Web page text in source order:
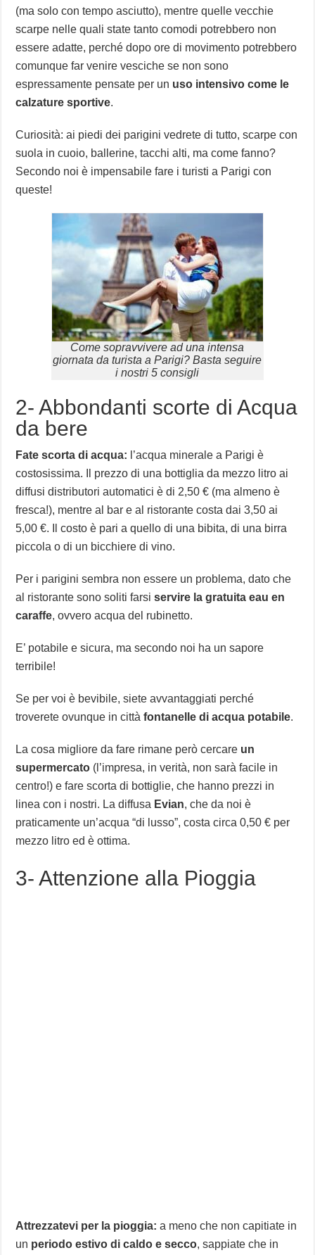
(ma solo con tempo asciutto), mentre quelle vecchie
scarpe nelle quali state tanto comodi potrebbero non
essere adatte, perché dopo ore di movimento potrebbero
comunque far venire vesciche se non sono
espressamente pensate per un uso intensivo come le
calzature sportive.
Curiosità: ai piedi dei parigini vedrete di tutto, scarpe con
suola in cuoio, ballerine, tacchi alti, ma come fanno?
Secondo noi è impensabile fare i turisti a Parigi con
queste!
Come sopravvivere ad una intensa
giornata da turista a Parigi? Basta seguire
i nostri 5 consigli
2- Abbondanti scorte di Acqua
da bere
Fate scorta di acqua: l’acqua minerale a Parigi è
costosissima. Il prezzo di una bottiglia da mezzo litro ai
diffusi distributori automatici è di 2,50 € (ma almeno è
fresca!), mentre al bar e al ristorante costa dai 3,50 ai
5,00 €. Il costo è pari a quello di una bibita, di una birra
piccola o di un bicchiere di vino.
Per i parigini sembra non essere un problema, dato che
al ristorante sono soliti farsiservire la gratuita eau en
caraffe, ovvero acqua del rubinetto.
E’ potabile e sicura, ma secondo noi ha un sapore
terribile!
Se per voi è bevibile, siete avvantaggiati perché
troverete ovunque in cittàfontanelle di acqua potabile.
La cosa migliore da fare rimane però cercare un
supermercato (l’impresa, in verità, non sarà facile in
centro!) e fare scorta di bottiglie, che hanno prezzi in
linea con i nostri. La diffusa Evian, che da noi è
praticamente un’acqua “di lusso”, costa circa 0,50 € per
mezzo litro ed è ottima.
3- Attenzione alla Pioggia
Attrezzatevi per la pioggia: a meno che non capitiate in
un periodo estivo di caldo e secco, sappiate che in